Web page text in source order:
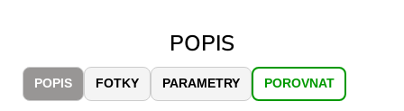
POPIS
POPIS FOTKY PARAMETRY POROVNAT
JOMA